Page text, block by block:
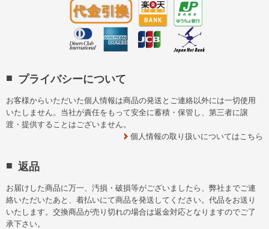
プライバシーについて
お客様からいただいた個人情報は商品の発送とご連絡以外には一切使用
いたしません。当社が責任をもって安全に蓄積・保管し、第三者に譲
渡・提供することはございません。
個人情報の取り扱いについてはこちら
返品
お届けした商品に万一、汚損・破損等がございましたら、弊社までご連
絡いただいたあと、着払いにて商品を発送してください。代品をお送り
いたします。交換商品が売り切れの場合は返金対応となりますのでご了
承下さい。